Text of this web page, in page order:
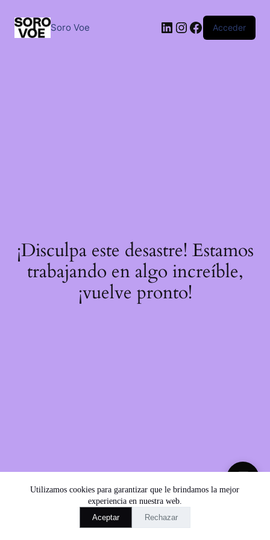
contenido
Utilizamos cookies para garantizar que le brindamos la mejor
experiencia en nuestra web.
Aceptar
Rechazar
Soro Voe LinkedIn
Instagram
Facebook
Acceder
¡Disculpa este desastre! Estamos
trabajando en algo increíble,
¡vuelve pronto!